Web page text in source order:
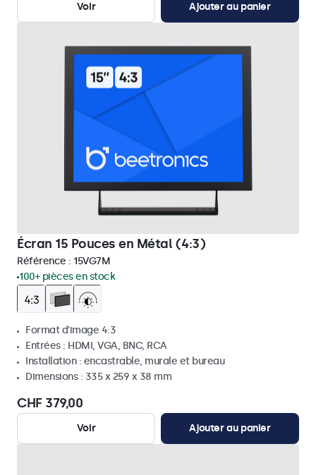
Voir Ajouter au panier
Écran 15 Pouces en Métal (4:3)
Référence : 15VG7M
100+ pièces en stock
Format d'image 4:3
Entrées : HDMI, VGA, BNC, RCA
Installation : encastrable, murale et bureau
Dimensions : 335 x 259 x 38 mm
CHF 379,00
Voir Ajouter au panier